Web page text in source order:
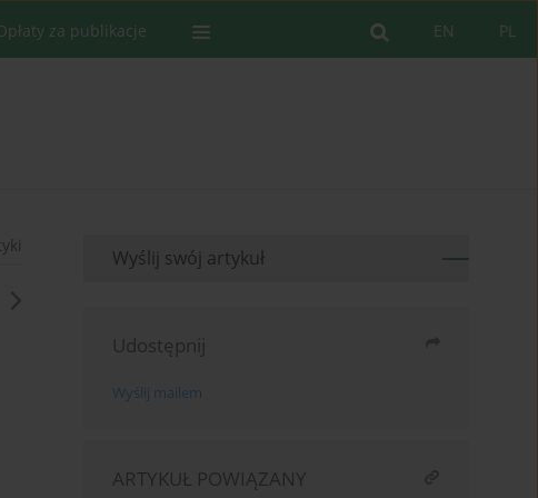
PL
EN
za publikacje
Wyślij swój artykuł
Udostępnij
Wyślij mailem
ARTYKUŁ POWIĄZANY